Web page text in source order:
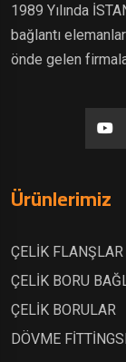
1989 Yılında
bağlantı
önde gelen
Ürünlerimiz
ÇELİK FLANŞLAR
ÇELİK BORU
ÇELİK BORULAR
DÖVME